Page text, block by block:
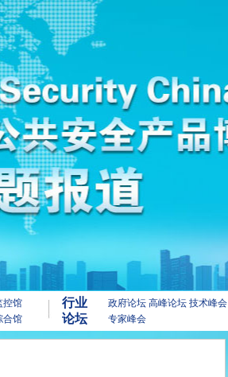
控馆
合馆
行业
论坛
政府论坛 高峰论坛 技术峰会
专家峰会